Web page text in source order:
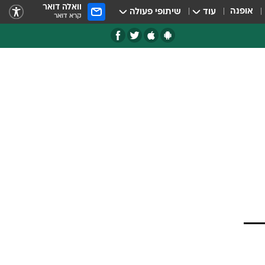
אופנה עוד שיתופי פעולה וואלה דואר
קרא דואר